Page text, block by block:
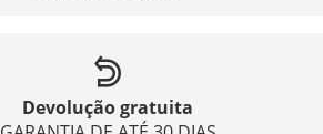
Devolução gratuita